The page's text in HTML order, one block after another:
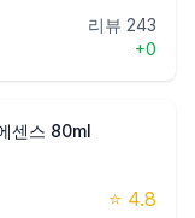
리뷰 243
+0
센스 80ml
⭐ 4.8